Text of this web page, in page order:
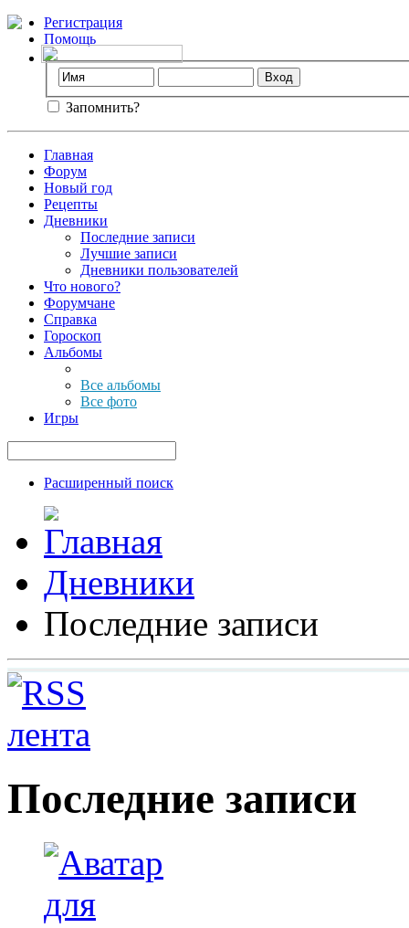
Регистрация
Помощь
Запомнить?
Главная
Форум
Новый год
Рецепты
Дневники
Последние записи
Лучшие записи
Дневники пользователей
Что нового?
Форумчане
Справка
Гороскоп
Альбомы
Все альбомы
Все фото
Игры
Расширенный поиск
Дневники
Последние записи
Последние записи